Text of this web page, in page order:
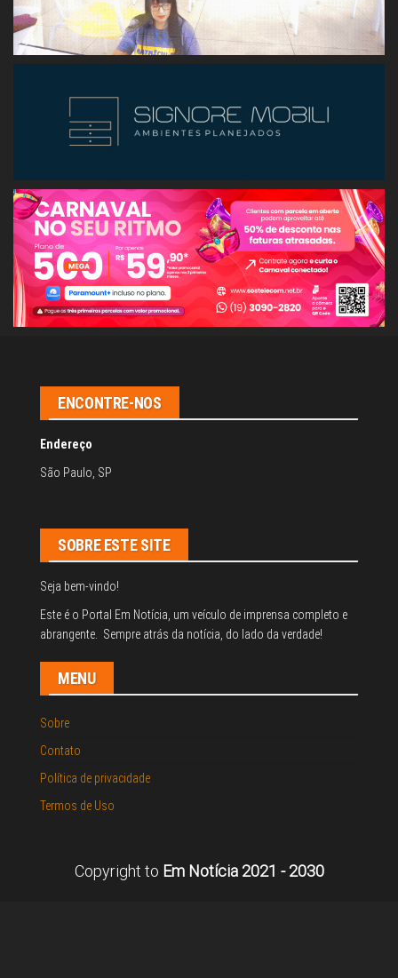
ENCONTRE-NOS
Endereço
São Paulo, SP
SOBRE ESTE SITE
Seja bem-vindo!
Este é o Portal Em Notícia, um veículo de imprensa completo e
abrangente. Sempre atrás da notícia, do lado da verdade!
MENU
Sobre
Contato
Política de privacidade
Termos de Uso
Copyright to Em Notícia 2021 - 2030